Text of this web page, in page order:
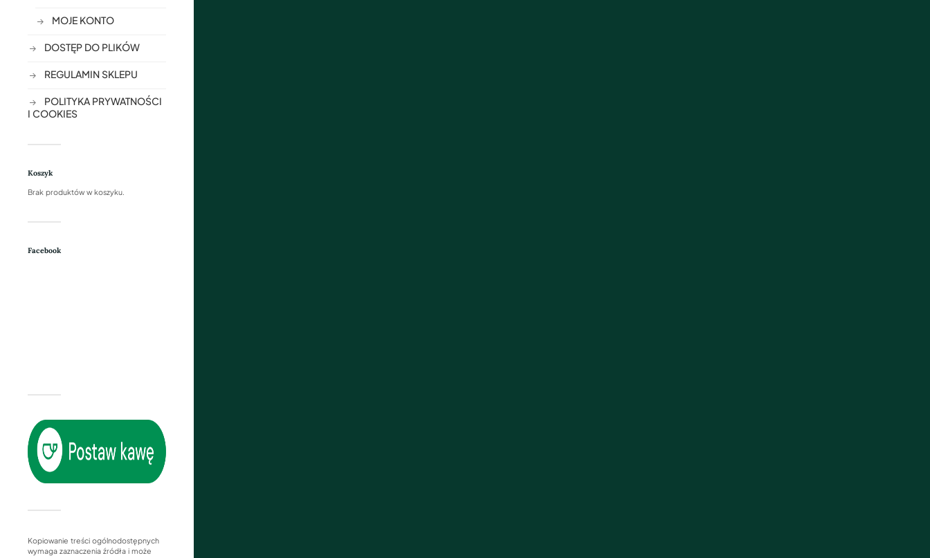
MOJE KONTO
DOSTĘP DO PLIKÓW
REGULAMIN SKLEPU
POLITYKA PRYWATNOŚCI
I COOKIES
Koszyk
Brak produktów w koszyku.
Facebook
Kopiowanie treści ogólnodostępnych
wymaga zaznaczenia źródła i może